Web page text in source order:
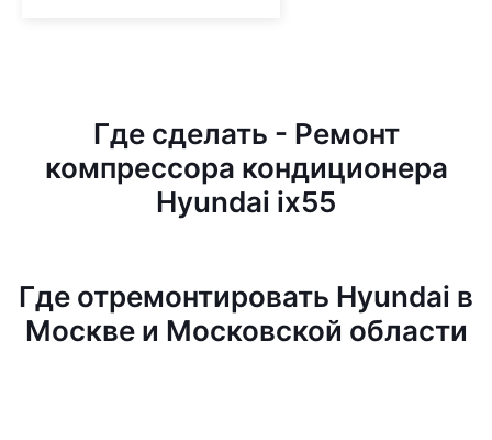
Где сделать - Ремонт
компрессора кондиционера
Hyundai ix55
Где отремонтировать Hyundai в
Москве и Московской области